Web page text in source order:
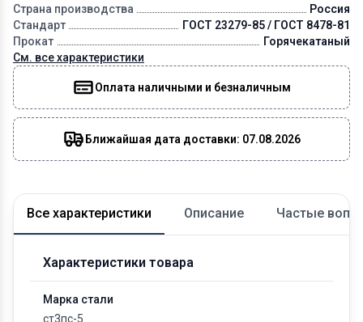
Страна производства
Россия
Стандарт
ГОСТ 23279-85 / ГОСТ 8478-81
Прокат
Горячекатаный
См. все характеристики
Оплата наличными и безналичным
Ближайшая дата доставки: 07.08.2026
Все характеристики Описание Частые
Характеристики товара
Марка стали
ст3пс-5